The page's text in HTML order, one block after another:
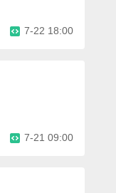
7-22 18:00
7-21 09:00